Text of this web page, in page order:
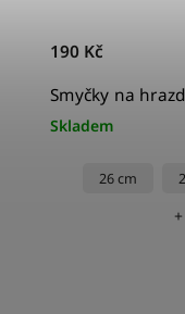
Smyčky na
Skladem
190 Kč
26 cm